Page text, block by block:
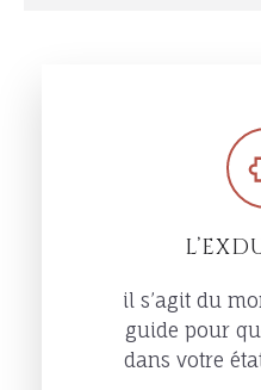
il s’agit du
guide pour
dans votre